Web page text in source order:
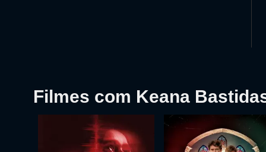
Filmes com Keana